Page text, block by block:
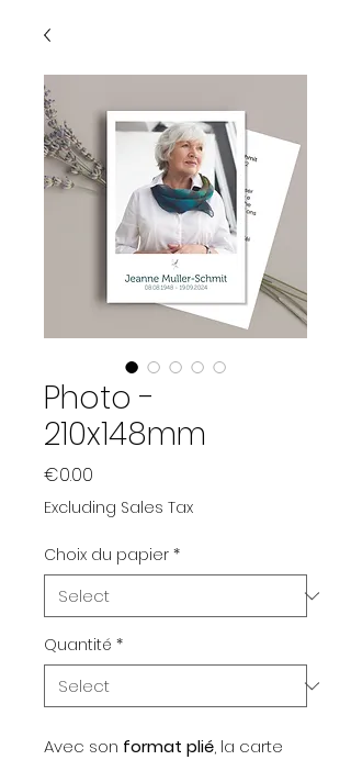
Photo -
210x148mm
€0.00
Excluding Sales Tax
Choix du papier *
Quantité *
Avec son format plié, la carte